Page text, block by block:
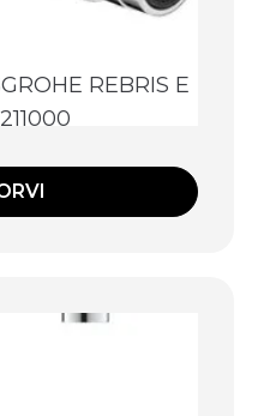
REBRIS E